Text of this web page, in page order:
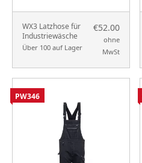
WX3 Latzhose für
Industriewäsche
Über 100 auf Lager
€52.00
ohne
MwSt
PW346